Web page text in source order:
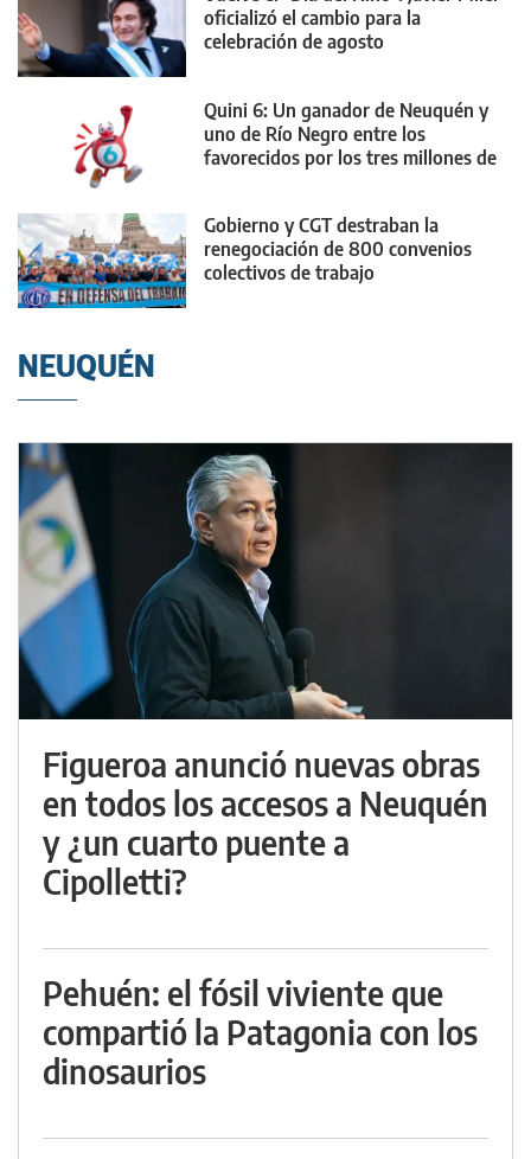
oficializó el cambio para la
celebración de agosto
Quini 6: Un ganador de Neuquén y
uno de Río Negro entre los
favorecidos por los tres millones de
Gobierno y CGT destraban la
renegociación de 800 convenios
colectivos de trabajo
NEUQUÉN
Figueroa anunció nuevas obras
en todos los accesos a Neuquén
y ¿un cuarto puente a
Cipolletti?
Pehuén: el fósil viviente que
compartió la Patagonia con los
dinosaurios